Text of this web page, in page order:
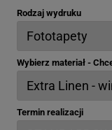
Rodzaj wydruku
Wybierz materiał -
Termin realizacji